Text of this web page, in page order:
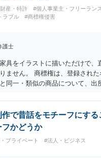
産・特許
#個人事業主・フリーランス
ラブル
#商標権侵害
護士
具をイラストに描いただけで、
ません。 商標権は、登録され
同一・類似の商品について、出
場合は、通常、商標権侵害には
、家具名や特徴的な形状を商品
ライセンス商品と誤認させる販
法上の問題が生じ得ます。家具
は、著作権も別途問題となりま
、著作権侵害は成立し得ます。
作で昔話をモチーフにする
フかどうか
プライベート #法人・ビジネス